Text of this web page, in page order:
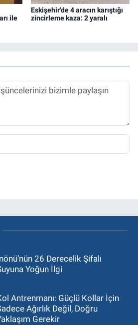
ile
Eskişehir'de 4 aracın karıştığı
zincirleme kaza: 2 yaralı
26 Derecelik Şifalı
Yoğun İlgi
Antrenmanı: Güçlü Kollar İçin
Ağırlık Değil, Doğru
Gerekir